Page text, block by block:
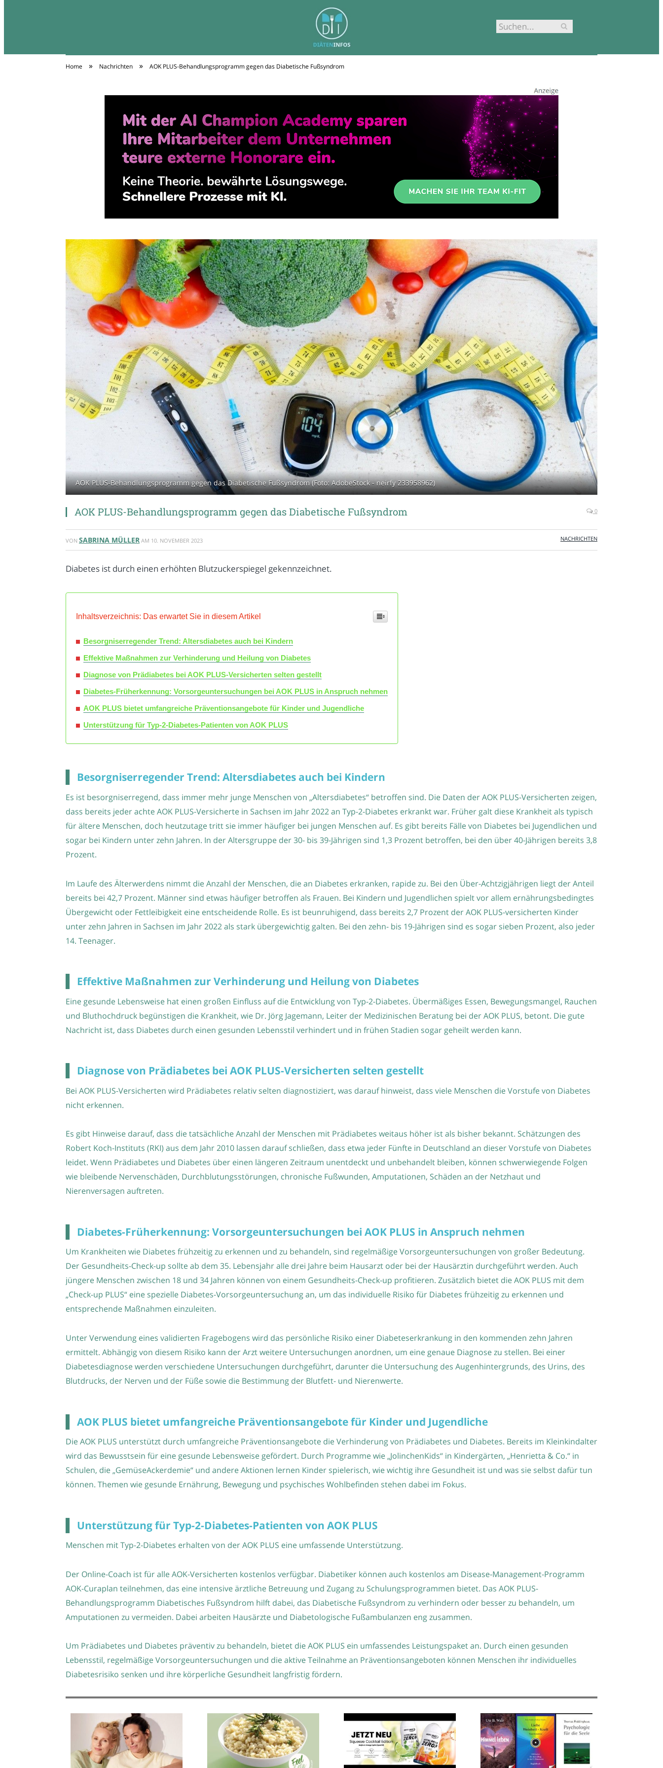
Home » Nachrichten » AOK PLUS-Behandlungsprogramm gegen das Diabetische Fußsyndrom
AOK PLUS-Behandlungsprogramm gegen das Diabetische Fußsyndrom (Foto: AdobeStock - neirfy 233958962)
AOK PLUS-Behandlungsprogramm gegen das Diabetische Fußsyndrom 0
VON SABRINA MÜLLER AM 10. NOVEMBER 2023 NACHRICHTEN
Diabetes ist durch einen erhöhten Blutzuckerspiegel gekennzeichnet.
Inhaltsverzeichnis: Das erwartet Sie in diesem Artikel
Besorgniserregender Trend: Altersdiabetes auch bei Kindern
Effektive Maßnahmen zur Verhinderung und Heilung von Diabetes
Diagnose von Prädiabetes bei AOK PLUS-Versicherten selten gestellt
Diabetes-Früherkennung: Vorsorgeuntersuchungen bei AOK PLUS in Anspruch nehmen
AOK PLUS bietet umfangreiche Präventionsangebote für Kinder und Jugendliche
Unterstützung für Typ-2-Diabetes-Patienten von AOK PLUS
Besorgniserregender Trend: Altersdiabetes auch bei Kindern
Es ist besorgniserregend, dass immer mehr junge Menschen von „Altersdiabetes“ betroffen sind. Die Daten der AOK PLUS-Versicherten zeigen,
dass bereits jeder achte AOK PLUS-Versicherte in Sachsen im Jahr 2022 an Typ-2-Diabetes erkrankt war. Früher galt diese Krankheit als typisch
für ältere Menschen, doch heutzutage tritt sie immer häufiger bei jungen Menschen auf. Es gibt bereits Fälle von Diabetes bei Jugendlichen und
sogar bei Kindern unter zehn Jahren. In der Altersgruppe der 30- bis 39-Jährigen sind 1,3 Prozent betroffen, bei den über 40-Jährigen bereits 3,8
Prozent.
Im Laufe des Älterwerdens nimmt die Anzahl der Menschen, die an Diabetes erkranken, rapide zu. Bei den Über-Achtzigjährigen liegt der Anteil
bereits bei 42,7 Prozent. Männer sind etwas häufiger betroffen als Frauen. Bei Kindern und Jugendlichen spielt vor allem ernährungsbedingtes
Übergewicht oder Fettleibigkeit eine entscheidende Rolle. Es ist beunruhigend, dass bereits 2,7 Prozent der AOK PLUS-versicherten Kinder
unter zehn Jahren in Sachsen im Jahr 2022 als stark übergewichtig galten. Bei den zehn- bis 19-Jährigen sind es sogar sieben Prozent, also jeder
14. Teenager.
Effektive Maßnahmen zur Verhinderung und Heilung von Diabetes
Eine gesunde Lebensweise hat einen großen Einfluss auf die Entwicklung von Typ-2-Diabetes. Übermäßiges Essen, Bewegungsmangel, Rauchen
und Bluthochdruck begünstigen die Krankheit, wie Dr. Jörg Jagemann, Leiter der Medizinischen Beratung bei der AOK PLUS, betont. Die gute
Nachricht ist, dass Diabetes durch einen gesunden Lebensstil verhindert und in frühen Stadien sogar geheilt werden kann.
Diagnose von Prädiabetes bei AOK PLUS-Versicherten selten gestellt
Bei AOK PLUS-Versicherten wird Prädiabetes relativ selten diagnostiziert, was darauf hinweist, dass viele Menschen die Vorstufe von Diabetes
nicht erkennen.
Es gibt Hinweise darauf, dass die tatsächliche Anzahl der Menschen mit Prädiabetes weitaus höher ist als bisher bekannt. Schätzungen des
Robert Koch-Instituts (RKI) aus dem Jahr 2010 lassen darauf schließen, dass etwa jeder Fünfte in Deutschland an dieser Vorstufe von Diabetes
leidet. Wenn Prädiabetes und Diabetes über einen längeren Zeitraum unentdeckt und unbehandelt bleiben, können schwerwiegende Folgen
wie bleibende Nervenschäden, Durchblutungsstörungen, chronische Fußwunden, Amputationen, Schäden an der Netzhaut und
Nierenversagen auftreten.
Diabetes-Früherkennung: Vorsorgeuntersuchungen bei AOK PLUS in Anspruch nehmen
Um Krankheiten wie Diabetes frühzeitig zu erkennen und zu behandeln, sind regelmäßige Vorsorgeuntersuchungen von großer Bedeutung.
Der Gesundheits-Check-up sollte ab dem 35. Lebensjahr alle drei Jahre beim Hausarzt oder bei der Hausärztin durchgeführt werden. Auch
jüngere Menschen zwischen 18 und 34 Jahren können von einem Gesundheits-Check-up profitieren. Zusätzlich bietet die AOK PLUS mit dem
„Check-up PLUS“ eine spezielle Diabetes-Vorsorgeuntersuchung an, um das individuelle Risiko für Diabetes frühzeitig zu erkennen und
entsprechende Maßnahmen einzuleiten.
Unter Verwendung eines validierten Fragebogens wird das persönliche Risiko einer Diabeteserkrankung in den kommenden zehn Jahren
ermittelt. Abhängig von diesem Risiko kann der Arzt weitere Untersuchungen anordnen, um eine genaue Diagnose zu stellen. Bei einer
Diabetesdiagnose werden verschiedene Untersuchungen durchgeführt, darunter die Untersuchung des Augenhintergrunds, des Urins, des
Blutdrucks, der Nerven und der Füße sowie die Bestimmung der Blutfett- und Nierenwerte.
AOK PLUS bietet umfangreiche Präventionsangebote für Kinder und Jugendliche
Die AOK PLUS unterstützt durch umfangreiche Präventionsangebote die Verhinderung von Prädiabetes und Diabetes. Bereits im Kleinkindalter
wird das Bewusstsein für eine gesunde Lebensweise gefördert. Durch Programme wie „JolinchenKids“ in Kindergärten, „Henrietta & Co.“ in
Schulen, die „GemüseAckerdemie“ und andere Aktionen lernen Kinder spielerisch, wie wichtig ihre Gesundheit ist und was sie selbst dafür tun
können. Themen wie gesunde Ernährung, Bewegung und psychisches Wohlbefinden stehen dabei im Fokus.
Unterstützung für Typ-2-Diabetes-Patienten von AOK PLUS
Menschen mit Typ-2-Diabetes erhalten von der AOK PLUS eine umfassende Unterstützung.
Der Online-Coach ist für alle AOK-Versicherten kostenlos verfügbar. Diabetiker können auch kostenlos am Disease-Management-Programm
AOK-Curaplan teilnehmen, das eine intensive ärztliche Betreuung und Zugang zu Schulungsprogrammen bietet. Das AOK PLUS-
Behandlungsprogramm Diabetisches Fußsyndrom hilft dabei, das Diabetische Fußsyndrom zu verhindern oder besser zu behandeln, um
Amputationen zu vermeiden. Dabei arbeiten Hausärzte und Diabetologische Fußambulanzen eng zusammen.
Um Prädiabetes und Diabetes präventiv zu behandeln, bietet die AOK PLUS ein umfassendes Leistungspaket an. Durch einen gesunden
Lebensstil, regelmäßige Vorsorgeuntersuchungen und die aktive Teilnahme an Präventionsangeboten können Menschen ihr individuelles
Diabetesrisiko senken und ihre körperliche Gesundheit langfristig fördern.